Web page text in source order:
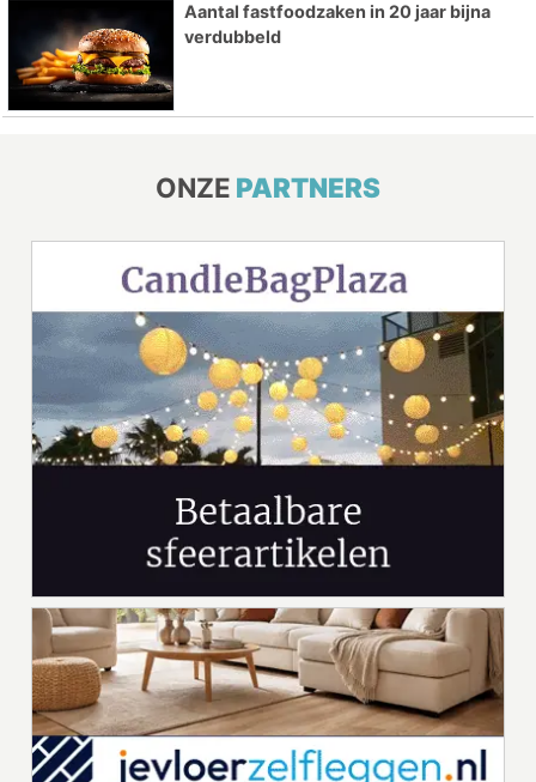
Aantal fastfoodzaken in 20 jaar bijna
verdubbeld
ONZE PARTNERS